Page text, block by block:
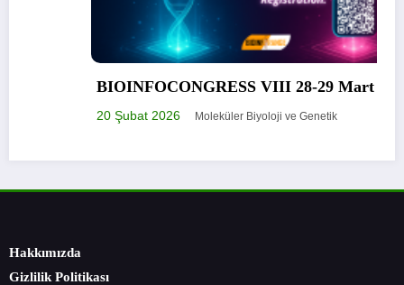
BIOINFOCONGRESS VIII 28-29 Mart 2026
20 Şubat 2026 Moleküler Biyoloji ve Genetik
Hakkımızda
Gizlilik Politikası